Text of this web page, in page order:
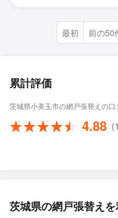
最初 前の50
累計評価
茨城県小美玉市の網戸張替えの
4.88
茨城県の網戸張替え